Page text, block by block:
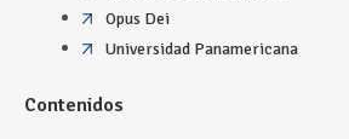
Opus Dei
Universidad Panamericana
Contenidos